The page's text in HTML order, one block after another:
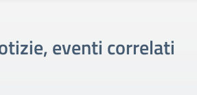
eventi correlati